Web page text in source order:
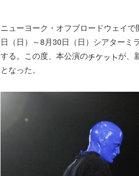
ニューヨーク・オフブロードウェイ
日（日）～8月30日（日）シアターミ
する。この度、本公演の
が、
となった。